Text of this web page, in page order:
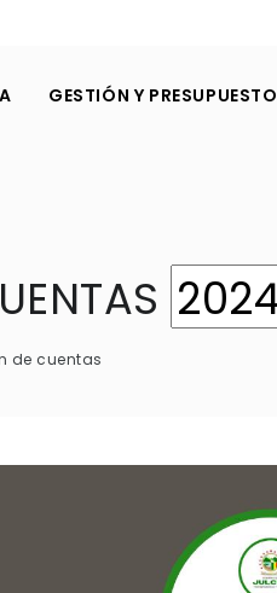
GESTIÓN Y PRESUPUESTO
de cuentas